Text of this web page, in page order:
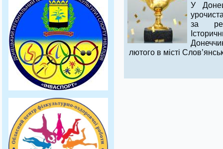
У
за
лютого в місті